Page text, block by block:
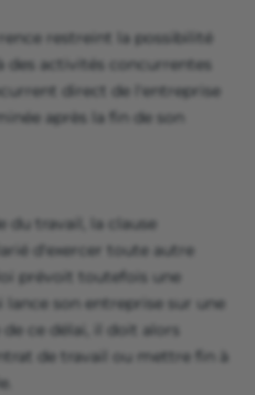
restreint la possibilité
des activités concurrentes
direct de l'entreprise
après la fin de son
du travail, la clause
d'exercer toute autre
prévoit toutefois une
son entreprise sur une
ce délai, il doit alors
de travail ou mettre fin à